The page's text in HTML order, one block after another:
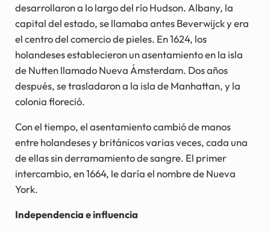
desarrollaron a lo largo del río Hudson. Albany, la
capital del estado, se llamaba antes Beverwijck y era
el centro del comercio de pieles. En 1624, los
holandeses establecieron un asentamiento en la isla
de Nutten llamado Nueva Ámsterdam. Dos años
después, se trasladaron a la isla de Manhattan, y la
colonia floreció.
Con el tiempo, el asentamiento cambió de manos
entre holandeses y británicos varias veces, cada una
de ellas sin derramamiento de sangre. El primer
intercambio, en 1664, le daría el nombre de Nueva
York.
Independencia e influencia